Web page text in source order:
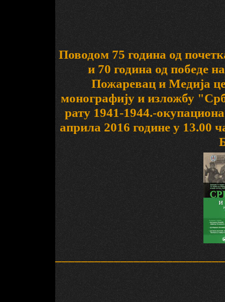
Поводом 75 година од
и 70 година од победе
Пожаревац и Медија
монографију и изложбу
рату 1941-1944.-
априла 2016 године у 13.00